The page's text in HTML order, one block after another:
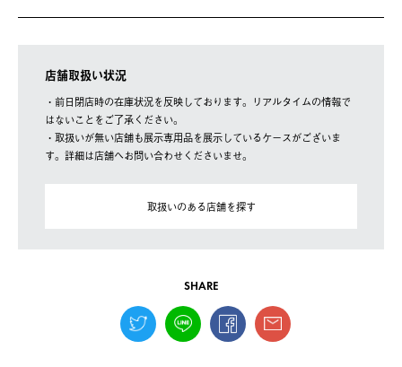
店舗取扱い状況
・前日閉店時の在庫状況を反映しております。リアルタイムの情報で
はないことをご了承ください。
・取扱いが無い店舗も展示専用品を展示しているケースがございま
す。詳細は店舗へお問い合わせくださいませ。
取扱いのある店舗を探す
SHARE